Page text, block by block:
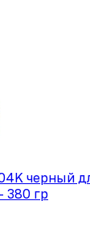
черный
380 гр